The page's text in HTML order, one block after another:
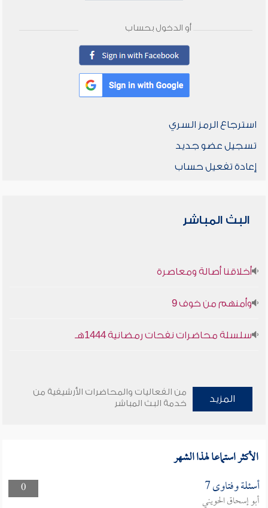
أو الدخول بحساب
استرجاع الرمز السري
تسجيل عضو جديد
إعادة تفعيل حساب
البث المباشر
أخلاقنا أصالة ومعاصرة
وأمنهم من خوف 9
سلسلة محاضرات نفحات رمضانية 1444هـ
المزيد
من الفعاليات والمحاضرات الأرشيفية من
خدمة البث المباشر
الأكثر استماعا لهذا الشهر
0 أسئلة وفتاوى 7
أبو إسحاق الحويني